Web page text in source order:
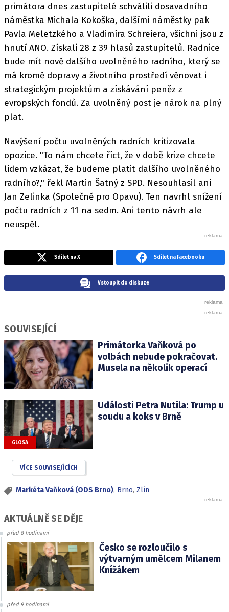
primátora dnes zastupitelé schválili dosavadního
náměstka Michala Kokoška, dalšími náměstky pak
Pavla Meletzkého a Vladimíra Schreiera, všichni jsou z
hnutí ANO. Získali 28 z 39 hlasů zastupitelů. Radnice
bude mít nově dalšího uvolněného radního, který se
má kromě dopravy a životního prostředí věnovat i
strategickým projektům a získávání peněz z
evropských fondů. Za uvolněný post je nárok na plný
plat.
Navýšení počtu uvolněných radních kritizovala
opozice. "To nám chcete říct, že v době krize chcete
lidem vzkázat, že budeme platit dalšího uvolněného
radního?," řekl Martin Šatný z SPD. Nesouhlasil ani
Jan Zelinka (Společně pro Opavu). Ten navrhl snížení
počtu radních z 11 na sedm. Ani tento návrh ale
neuspěl.
Sdílet na X Sdílet na Facebooku
Vstoupit do diskuze
SOUVISEJÍCÍ
Primátorka Vaňková po
volbách nebude pokračovat.
Musela na několik operací
GLOSA
Události Petra Nutila: Trump u
soudu a koks v Brně
VÍCE SOUVISEJÍCÍCH
Markéta Vaňková (ODS Brno), Brno, Zlín
AKTUÁLNĚ SE DĚJE
před 8 hodinami
Česko se rozloučilo s
výtvarným umělcem Milanem
Knížákem
před 9 hodinami